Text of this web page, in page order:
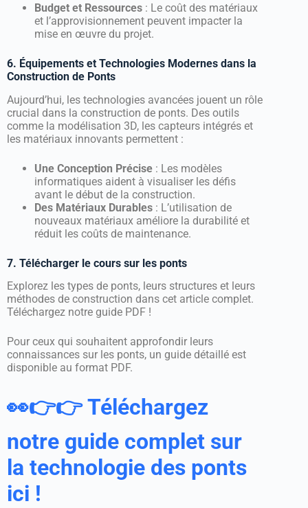
Budget et Ressources : Le coût des matériaux
et l’approvisionnement peuvent impacter la
mise en œuvre du projet.
6. Équipements et Technologies Modernes dans la
Construction de Ponts
Aujourd’hui, les technologies avancées jouent un rôle
crucial dans la construction de ponts. Des outils
comme la modélisation 3D, les capteurs intégrés et
les matériaux innovants permettent :
Une Conception Précise : Les modèles
informatiques aident à visualiser les défis
avant le début de la construction.
Des Matériaux Durables : L’utilisation de
nouveaux matériaux améliore la durabilité et
réduit les coûts de maintenance.
7. Télécharger le cours sur les ponts
Explorez les types de ponts, leurs structures et leurs
méthodes de construction dans cet article complet.
Téléchargez notre guide PDF !
Pour ceux qui souhaitent approfondir leurs
connaissances sur les ponts, un guide détaillé est
disponible au format PDF.
👀👉👉 Téléchargez
notre guide complet sur
la technologie des ponts
ici !